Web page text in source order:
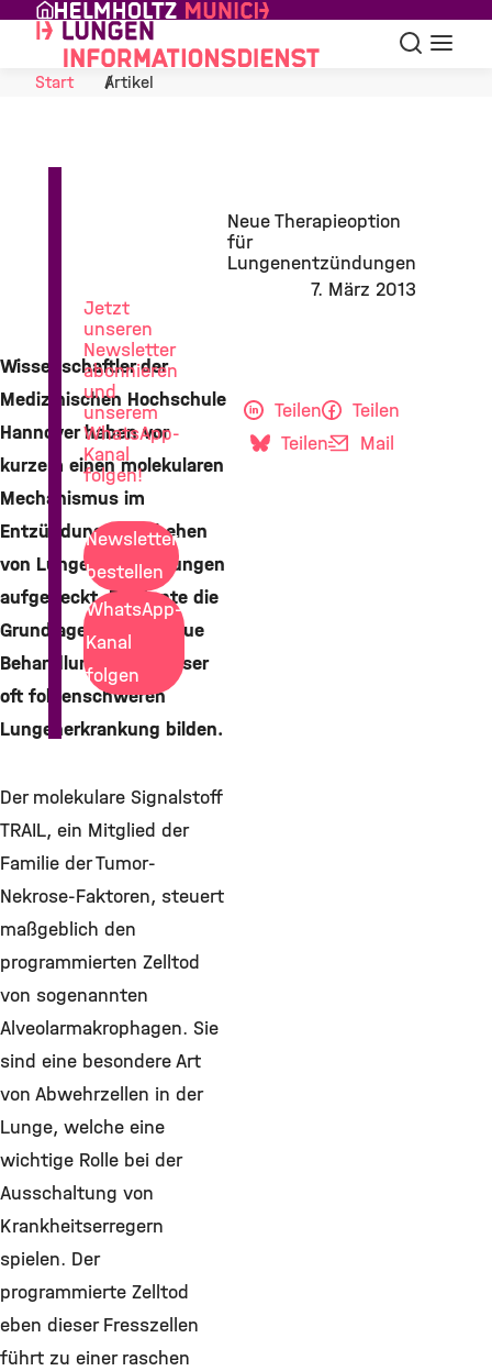
Skip to Content
Suche
Start
Artikel
Neue Therapieoption
für
Lungenentzündungen
7. März 2013
Wissenschaftler der
Medizinischen Hochschule
Hannover haben vor
kurzem einen molekularen
Mechanismus im
Entzündungsgeschehen
von Lungenentzündungen
aufgedeckt. Er könnte die
Grundlage für eine neue
Behandlungsform dieser
oft folgenschweren
Lungenerkrankung bilden.
Der molekulare Signalstoff
TRAIL, ein Mitglied der
Familie der Tumor-
Nekrose-Faktoren, steuert
maßgeblich den
programmierten Zelltod
von sogenannten
Alveolarmakrophagen. Sie
sind eine besondere Art
von Abwehrzellen in der
Lunge, welche eine
wichtige Rolle bei der
Ausschaltung von
Krankheitserregern
spielen. Der
programmierte Zelltod
eben dieser Fresszellen
führt zu einer raschen
Teilen
Teilen
Teilen
Mail
Jetzt
unseren
Newsletter
abonnieren
und
unserem
WhatsApp-
Kanal
folgen!
Newsletter
bestellen
WhatsApp-
Kanal
folgen